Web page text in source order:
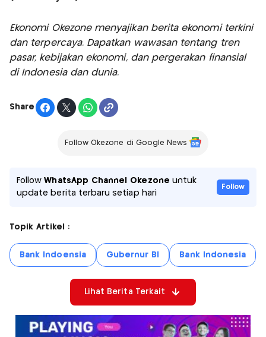
Ekonomi Okezone menyajikan berita ekonomi terkini
dan terpercaya. Dapatkan wawasan tentang tren
pasar, kebijakan ekonomi, dan pergerakan finansial
di Indonesia dan dunia.
Share
Follow Okezone di Google News
FollowWhatsApp Channel Okezone untuk
update berita terbaru setiap hari
Follow
Topik Artikel :
Bank Indoensia Gubernur BI Bank Indonesia
Lihat Berita Terkait